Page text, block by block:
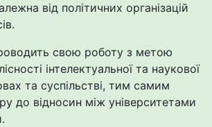
від політичних організацій
свою роботу з метою
інтелектуальної та наукової
та суспільстві, тим самим
до відносин між університетами